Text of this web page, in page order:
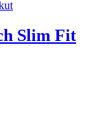
Slim Fit